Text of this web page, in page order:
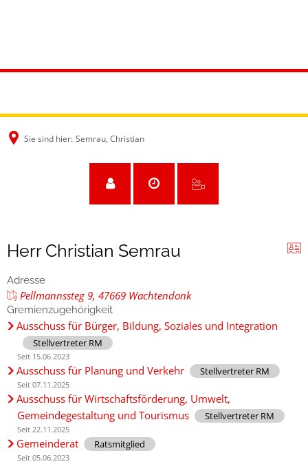
Sie sind hier: Semrau, Christian
Herr Christian Semrau
Adresse
Pellmannssteg 9, 47669 Wachtendonk
Gremienzugehörigkeit
Ausschuss für Bürger, Bildung, Soziales und Integration
Stellvertreter RM
Seit 15.06.2023
Ausschuss für Planung und Verkehr Stellvertreter RM
Seit 07.11.2025
Ausschuss für Wirtschaftsförderung, Umwelt,
Gemeindegestaltung und Tourismus
Stellvertreter RM
Seit 22.11.2025
Gemeinderat Ratsmitglied
Seit 05.06.2023